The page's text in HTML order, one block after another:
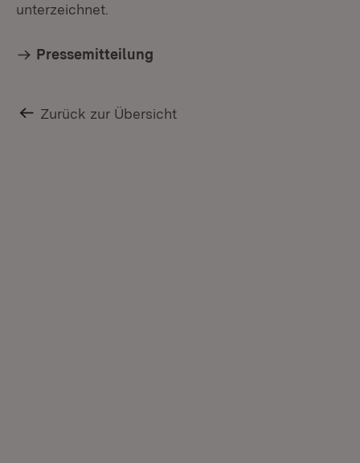
unterzeichnet.
Pressemitteilung
Zurück zur Übersicht